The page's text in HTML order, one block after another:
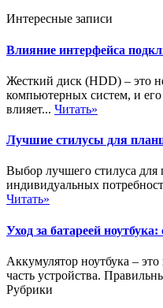
Интересные записи
Влияние интерфейса
Жесткий диск (HDD) – это
компьютерных систем, и
влияет... Читать»
Лучшие стилусы для
Выбор лучшего стилуса для
индивидуальных
Читать»
Уход за батареей
Аккумулятор ноутбука –
часть устройства.
Рубрики